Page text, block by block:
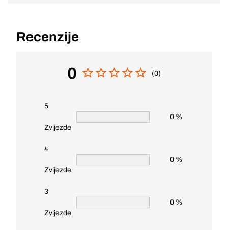
Recenzije
0 (0)
5
Zvijezde
0 %
4
Zvijezde
0 %
3
Zvijezde
0 %